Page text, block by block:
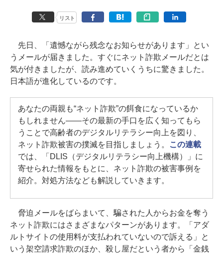
リスト
先日、「遺憾ながら残念なお知らせがあります」とい
うメールが届きました。すぐにネット詐欺メールだとは
気が付きましたが、読み進めていくうちに驚きました。
日本語が進化しているのです。
あなたの両親も“ネット詐欺”の餌食になっているか
もしれません――その最新の手口を広く知ってもら
うことで高齢者のデジタルリテラシー向上を図り、
ネット詐欺被害の撲滅を目指しましょう。
この連載
では、「DLIS（デジタルリテラシー向上機構）」に
寄せられた情報をもとに、ネット詐欺の被害事例を
紹介。対処方法なども解説していきます。
脅迫メールをばらまいて、騙された人からお金を奪う
ネット詐欺にはさまざまなパターンがあります。「アダ
ルトサイトの使用料が支払われていないので訴える」と
いう架空請求詐欺のほか、殺し屋だという者から「金銭